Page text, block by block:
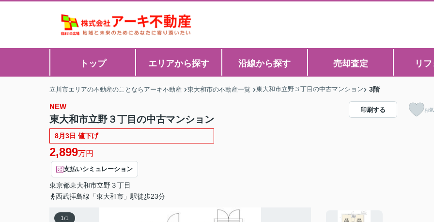
トップ エリアから探す 沿線から探す 売却査定 リ
立川市エリアの不動産のことならアーキ不動産 東大和市の不動産一覧 東大和市立野３丁目の中古マンション 3階
NEW
東大和市立野３丁目の中古マンション
8月3日 値下げ
2,899万円
支払いシミュレーション
東京都東大和市立野３丁目
西武拝島線「東大和市」駅徒歩23分
印刷する お
1/1